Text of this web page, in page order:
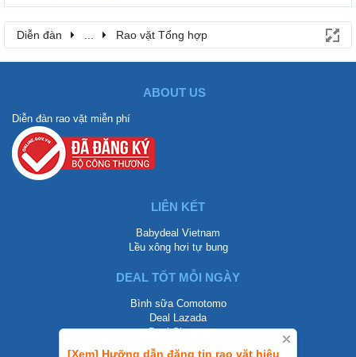
[Xem] Hưỡng dẫn đăng tin rao vặt hiệu
Diễn đàn Rao vặt Tổng hợp
ABOUT US
Diễn đàn rao vặt miễn phí
LIÊN KẾT
Babydeal Vietnam
Lều xông hơi tự bung
DEAL TỐT MỖI NGÀY
Bình sữa Comotomo
Deal Lazada
Deal Shopee